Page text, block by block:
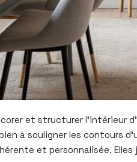
et structurer l’intérieur
à souligner les contours
et personnalisée.